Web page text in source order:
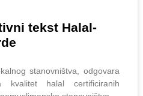
tekst Halal-
stanovništva, odgovara
kvalitet halal certificiranih